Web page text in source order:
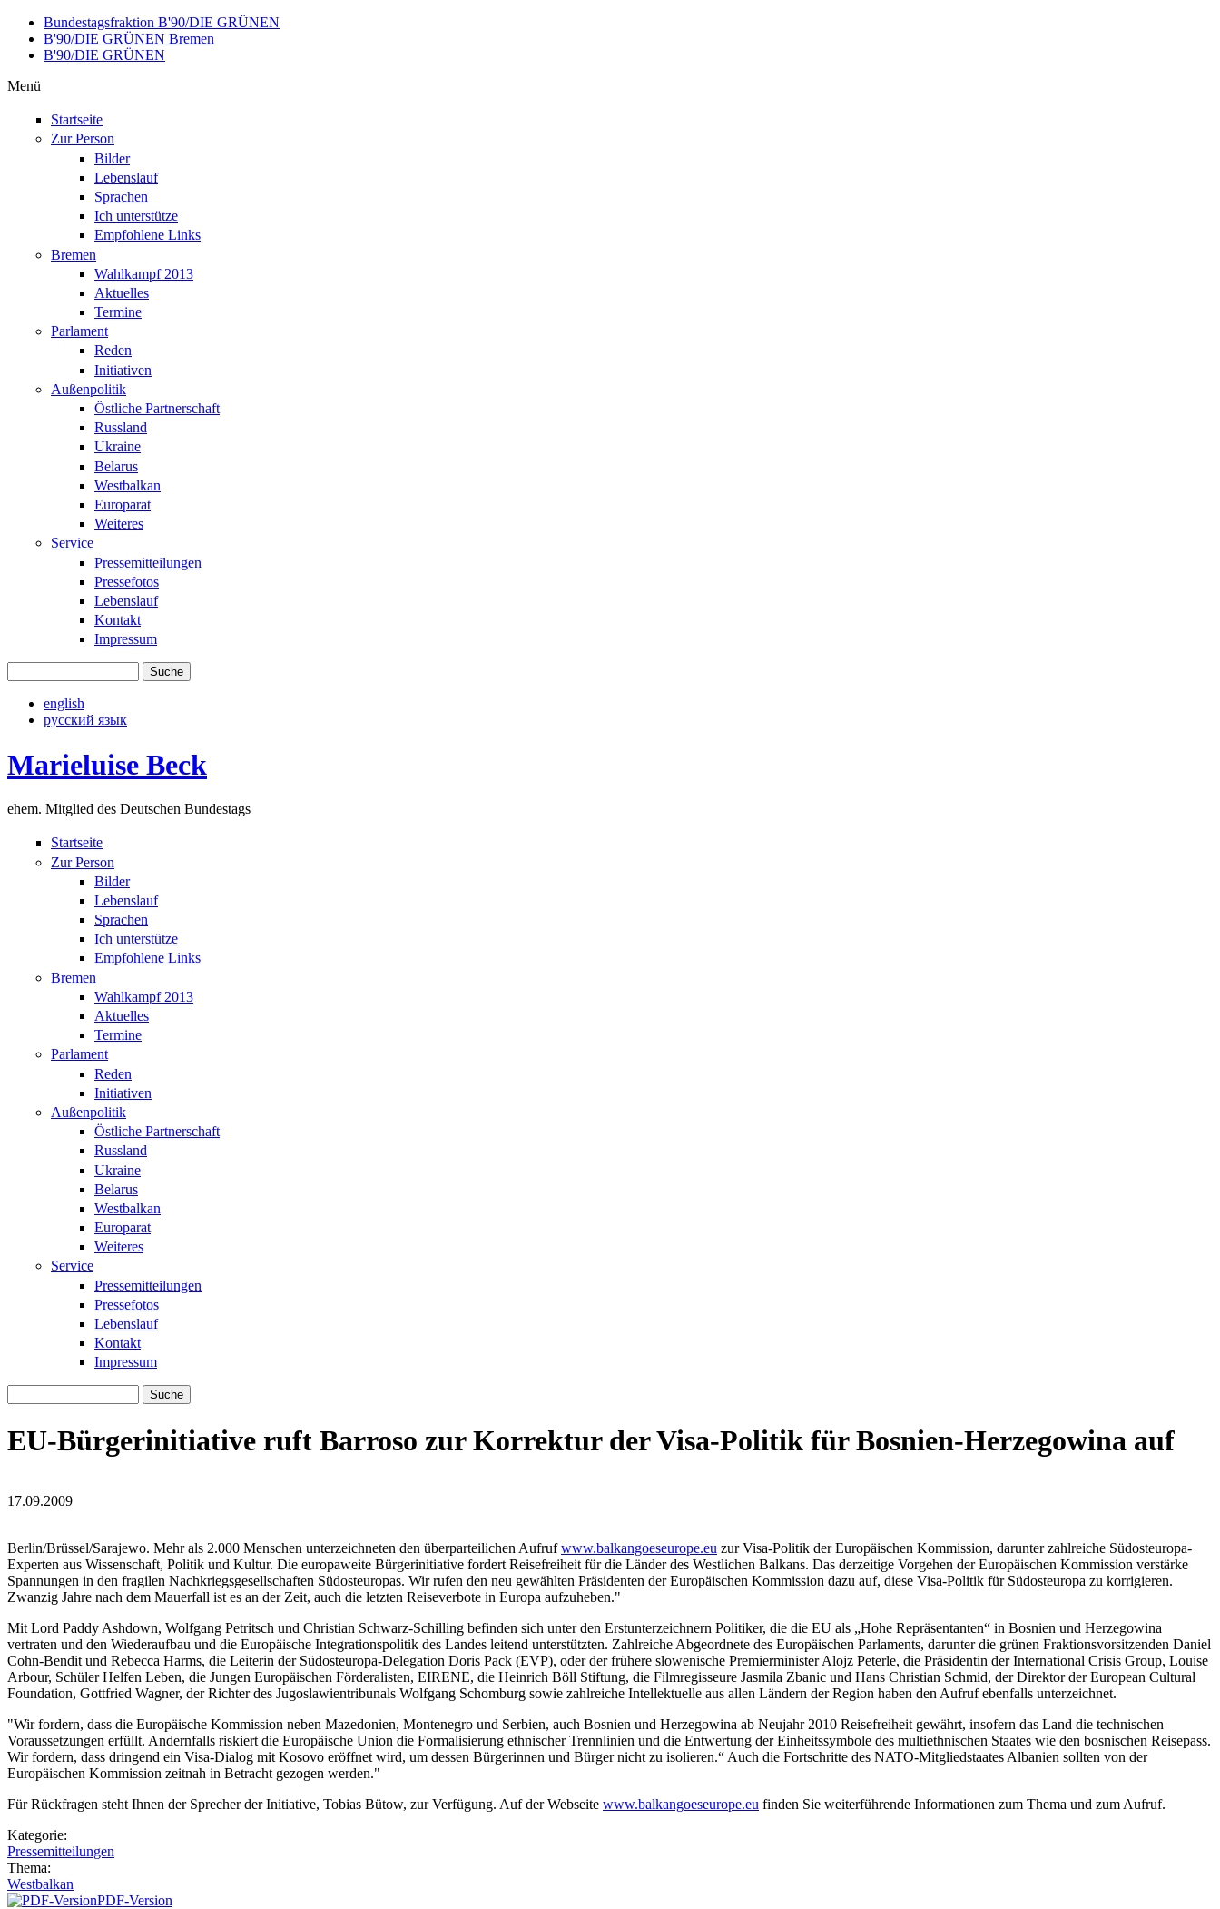
Direkt zum Inhalt
Bundestagsfraktion B'90/DIE GRÜNEN
B'90/DIE GRÜNEN Bremen
B'90/DIE GRÜNEN
Menü
Startseite
Zur Person
Bilder
Lebenslauf
Sprachen
Ich unterstütze
Empfohlene Links
Bremen
Wahlkampf 2013
Aktuelles
Termine
Parlament
Reden
Initiativen
Außenpolitik
Östliche Partnerschaft
Russland
Ukraine
Belarus
Westbalkan
Europarat
Weiteres
Service
Pressemitteilungen
Pressefotos
Lebenslauf
Kontakt
Impressum
english
русский язык
Marieluise Beck
ehem. Mitglied des Deutschen Bundestags
Startseite
Zur Person
Bilder
Lebenslauf
Sprachen
Ich unterstütze
Empfohlene Links
Bremen
Wahlkampf 2013
Aktuelles
Termine
Parlament
Reden
Initiativen
Außenpolitik
Östliche Partnerschaft
Russland
Ukraine
Belarus
Westbalkan
Europarat
Weiteres
Service
Pressemitteilungen
Pressefotos
Lebenslauf
Kontakt
Impressum
EU-Bürgerinitiative ruft Barroso zur Korrektur der Visa-Politik für Bosnien-Herzegowina auf
europakarte2-300x262_01.jpg
17.09.2009
europakarte2-300x262_01.jpg
Berlin/Brüssel/Sarajewo. Mehr als 2.000 Menschen unterzeichneten den überparteilichen Aufrufwww.balkangoeseurope.eu zur Visa-Politik der Europäischen Kommission, darunter zahlreiche Südosteuropa-
Experten aus Wissenschaft, Politik und Kultur. Die europaweite Bürgerinitiative fordert Reisefreiheit für die Länder des Westlichen Balkans. Das derzeitige Vorgehen der Europäischen Kommission verstärke
Spannungen in den fragilen Nachkriegsgesellschaften Südosteuropas. Wir rufen den neu gewählten Präsidenten der Europäischen Kommission dazu auf, diese Visa-Politik für Südosteuropa zu korrigieren.
Zwanzig Jahre nach dem Mauerfall ist es an der Zeit, auch die letzten Reiseverbote in Europa aufzuheben."
Mit Lord Paddy Ashdown, Wolfgang Petritsch und Christian Schwarz-Schilling befinden sich unter den Erstunterzeichnern Politiker, die die EU als „Hohe Repräsentanten“ in Bosnien und Herzegowina
vertraten und den Wiederaufbau und die Europäische Integrationspolitik des Landes leitend unterstützten. Zahlreiche Abgeordnete des Europäischen Parlaments, darunter die grünen Fraktionsvorsitzenden Daniel
Cohn-Bendit und Rebecca Harms, die Leiterin der Südosteuropa-Delegation Doris Pack (EVP), oder der frühere slowenische Premierminister Alojz Peterle, die Präsidentin der International Crisis Group, Louise
Arbour, Schüler Helfen Leben, die Jungen Europäischen Förderalisten, EIRENE, die Heinrich Böll Stiftung, die Filmregisseure Jasmila Zbanic und Hans Christian Schmid, der Direktor der European Cultural
Foundation, Gottfried Wagner, der Richter des Jugoslawientribunals Wolfgang Schomburg sowie zahlreiche Intellektuelle aus allen Ländern der Region haben den Aufruf ebenfalls unterzeichnet.
"Wir fordern, dass die Europäische Kommission neben Mazedonien, Montenegro und Serbien, auch Bosnien und Herzegowina ab Neujahr 2010 Reisefreiheit gewährt, insofern das Land die technischen
Voraussetzungen erfüllt. Andernfalls riskiert die Europäische Union die Formalisierung ethnischer Trennlinien und die Entwertung der Einheitssymbole des multiethnischen Staates wie den bosnischen Reisepass.
Wir fordern, dass dringend ein Visa-Dialog mit Kosovo eröffnet wird, um dessen Bürgerinnen und Bürger nicht zu isolieren.“ Auch die Fortschritte des NATO-Mitgliedstaates Albanien sollten von der
Europäischen Kommission zeitnah in Betracht gezogen werden."
Für Rückfragen steht Ihnen der Sprecher der Initiative, Tobias Bütow, zur Verfügung. Auf der Webseite www.balkangoeseurope.eu finden Sie weiterführende Informationen zum Thema und zum Aufruf.
Kategorie:
Pressemitteilungen
Thema:
Westbalkan
PDF-Version